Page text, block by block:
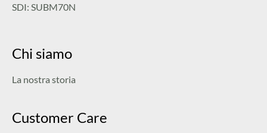
SDI: SUBM70N
Chi siamo
La nostra storia
Customer Care